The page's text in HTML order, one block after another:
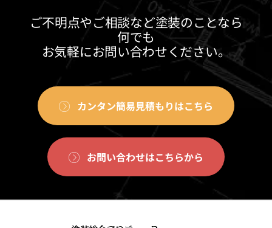
ご不明点やご相談など塗装のことなら
何でも
お気軽にお問い合わせください。
カンタン簡易見積もりはこちら
お問い合わせはこちらから